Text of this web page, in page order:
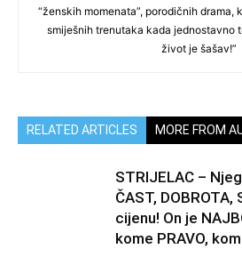
“ženskih momenata”, porodičnih drama,
smiješnih trenutaka kada jednostavno
život je šašav!”
RELATED ARTICLES MORE FROM
STRIJELAC –
ČAST, DOBROTA,
cijenu! On je
kome PRAVO,